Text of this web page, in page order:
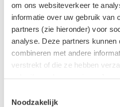
om ons websiteverkeer te
informatie over uw gebruik van
partners (zie hieronder) voor
analyse. Deze partners kunnen
combineren met andere
verstrekt of die ze hebben
Noodzakelijk
Gerelateerde
Basis
Massage